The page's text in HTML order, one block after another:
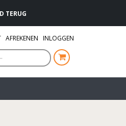
TERUG
AFREKENEN INLOGGEN